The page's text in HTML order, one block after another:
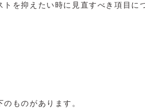
を抑えたい時に見直すべき項目に
ものがあります。